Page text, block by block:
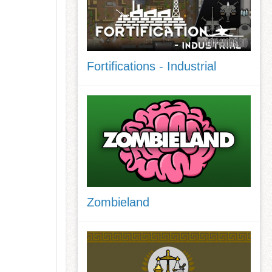
Fortifications - Industrial
Zombieland